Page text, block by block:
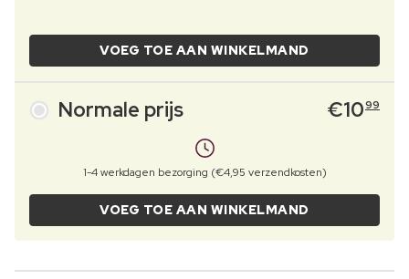
VOEG TOE AAN WINKELMAND
Normale prijs €1099
1-4 werkdagen bezorging (€4,95 verzendkosten)
VOEG TOE AAN WINKELMAND